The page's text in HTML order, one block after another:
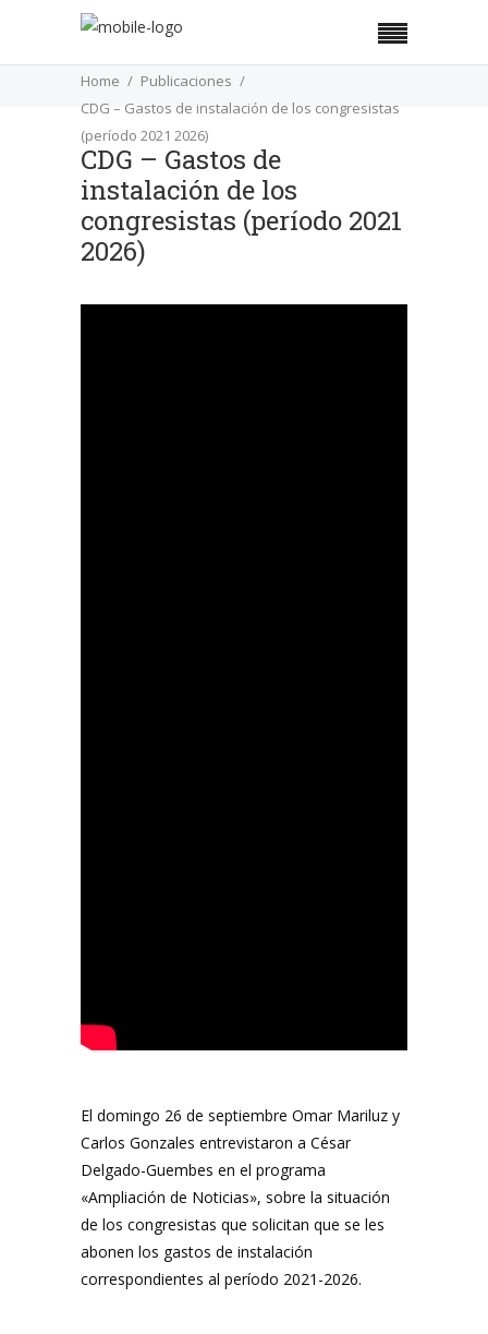
Home
Publicaciones
CDG – Gastos de instalación de los congresistas
(período 2021 2026)
CDG – Gastos de
instalación de los
congresistas (período 2021
2026)
El domingo 26 de septiembre Omar Mariluz y
Carlos Gonzales entrevistaron a César
Delgado-Guembes en el programa
«Ampliación de Noticias», sobre la situación
de los congresistas que solicitan que se les
abonen los gastos de instalación
correspondientes al período 2021-2026.